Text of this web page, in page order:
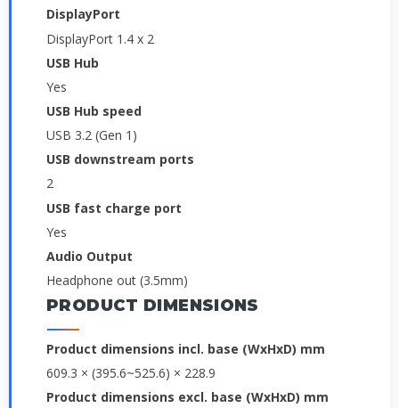
DisplayPort
DisplayPort 1.4 x 2
USB Hub
Yes
USB Hub speed
USB 3.2 (Gen 1)
USB downstream ports
2
USB fast charge port
Yes
Audio Output
Headphone out (3.5mm)
PRODUCT DIMENSIONS
Product dimensions incl. base (WxHxD) mm
609.3 × (395.6~525.6) × 228.9
Product dimensions excl. base (WxHxD) mm